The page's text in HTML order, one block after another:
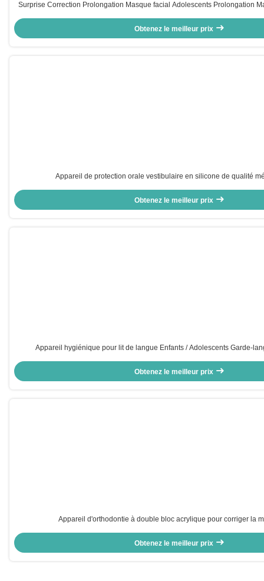
Surprise Correction Prolongation Masque facial Adolescents Prolongation
Obtenez le meilleur prix
Appareil de protection orale vestibulaire en silicone de qualité
Obtenez le meilleur prix
Appareil hygiénique pour lit de langue Enfants / Adolescents Garde-
Obtenez le meilleur prix
Appareil d'orthodontie à double bloc acrylique pour corriger la
Obtenez le meilleur prix